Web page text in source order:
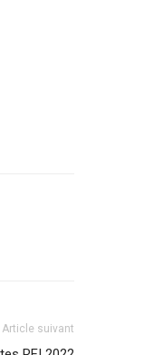
Article suivant